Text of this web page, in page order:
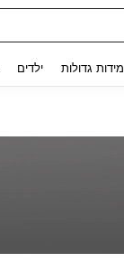
מידות גדולות ילדים